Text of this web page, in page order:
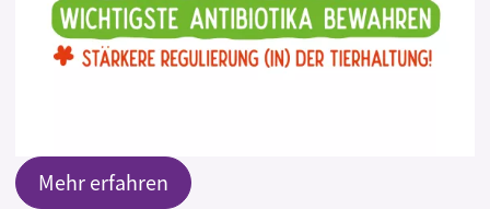
Mehr erfahren